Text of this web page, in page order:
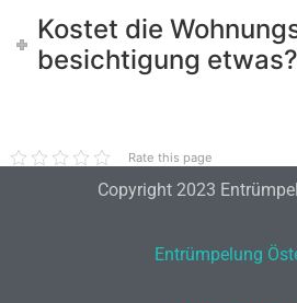
Kostet die
besichtigung etwas?
Rate this page
Copyright 2023
Entrümpelung